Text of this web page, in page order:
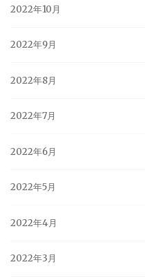
2022年10月
2022年9月
2022年8月
2022年7月
2022年6月
2022年5月
2022年4月
2022年3月